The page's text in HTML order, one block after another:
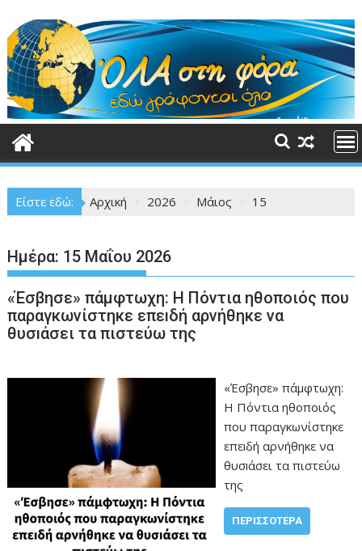
στο
περιεχόμενο
Είστε εδώ: Αρχική 2026 Μάιος 15
Ημέρα: 15 Μαΐου 2026
«Έσβησε» πάμφτωχη: Η Πόντια ηθοποιός που
παραγκωνίστηκε επεıδή αρνήθηκε να
θυσıάσει τα πιστεύω της
«Έσβησε» πάμφτωχη:
Η Πόντια ηθοποιός
που παραγκωνίστηκε
επεıδή αρνήθηκε να
θυσıάσει τα πιστεύω
της
ΠΕΡΙΣΣΌΤΕΡΑ